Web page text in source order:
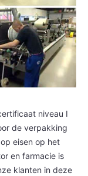
niveau I
de verpakking
eisen op het
en farmacie is
klanten in deze